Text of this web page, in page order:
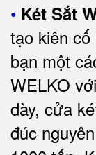
• Két Sắt
tạo kiên
bạn một
WELKO
dày, cửa
đúc